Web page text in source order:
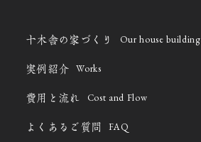
十木舎の家づくり Our house building
実例紹介 Works
費用と流れ Cost and Flow
よくあるご質問 FAQ